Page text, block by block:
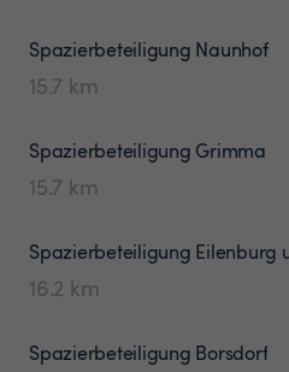
Spazierbeteiligung Naunhof
15.7 km
Spazierbeteiligung Grimma
15.7 km
Spazierbeteiligung Eilenburg
16.2 km
Spazierbeteiligung Borsdorf